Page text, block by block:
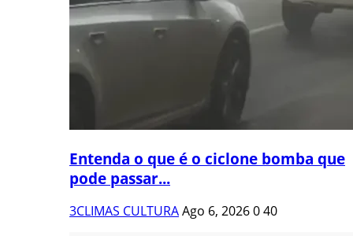
Entenda o que é o ciclone bomba que
pode passar...
3CLIMAS CULTURAAgo 6, 2026040